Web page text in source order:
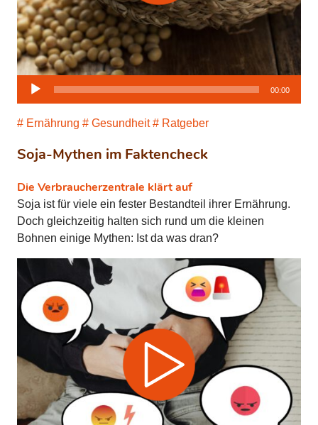
Soja-Mythen im Faktencheck
Die Verbraucherzentrale klärt auf
Ernährung Gesundheit Ratgeber
Audio-
00:00
Soja ist für viele ein fester Bestandteil ihrer Ernährung.
Doch gleichzeitig halten sich rund um die kleinen
Bohnen einige Mythen: Ist da was dran?